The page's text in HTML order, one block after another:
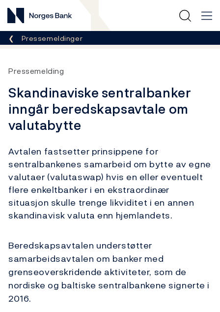
Norges Bank
Her er du nå:
Pressemeldinger
Pressemelding
Skandinaviske sentralbanker
inngår beredskapsavtale om
valutabytte
Avtalen fastsetter prinsippene for
sentralbankenes samarbeid om bytte av egne
valutaer (valutaswap) hvis en eller eventuelt
flere enkeltbanker i en ekstraordinær
situasjon skulle trenge likviditet i en annen
skandinavisk valuta enn hjemlandets.
Beredskapsavtalen understøtter
samarbeidsavtalen om banker med
grenseoverskridende aktiviteter, som de
nordiske og baltiske sentralbankene signerte i
2016.